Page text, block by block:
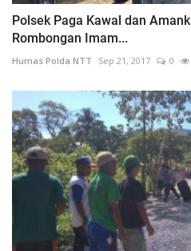
Polsek Paga Kawal dan
Rombongan Imam...
Humas Polda NTT Sep 21, 2017 0